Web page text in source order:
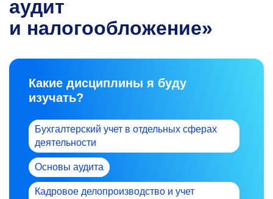
аудит
и налогообложение»
Какие дисциплины я буду
изучать?
Бухгалтерский учет в отдельных сферах
деятельности
Основы аудита
Кадровое делопроизводство и учет